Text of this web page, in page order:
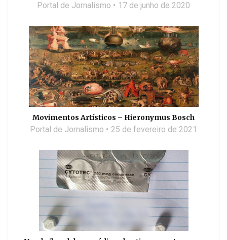
Portal de Jornalismo 17 de junho de 2020
Movimentos Artísticos – Hieronymus Bosch
Portal de Jornalismo 25 de fevereiro de 2021